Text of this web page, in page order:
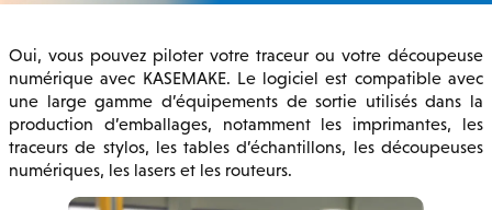
Oui, vous pouvez piloter votre traceur ou votre découpeuse
numérique avec KASEMAKE. Le logiciel est compatible avec
une large gamme d’équipements de sortie utilisés dans la
production d’emballages, notamment les imprimantes, les
traceurs de stylos, les tables d’échantillons, les découpeuses
numériques, les lasers et les routeurs.